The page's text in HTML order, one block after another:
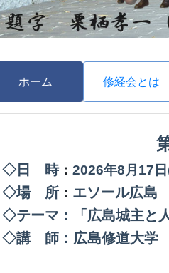
ホーム 修経会とは
◇日 時： 2026年8月17日
◇場 所 ： エソール広島
◇テーマ：「広島城主と
◇講 師：広島修道大